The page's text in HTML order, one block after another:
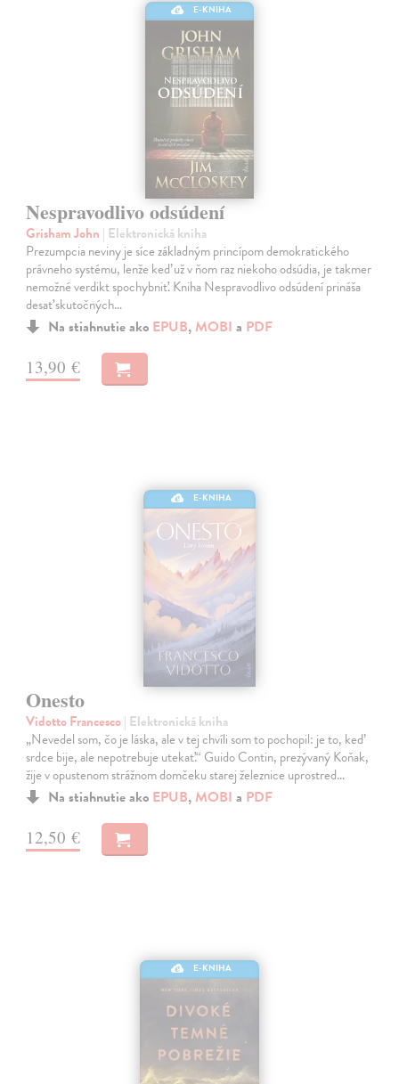
E-KNIHA
Nespravodlivo odsúdení
Grisham John | Elektronická kniha
Prezumpcia neviny je síce základným princípom demokratického
právneho systému, lenže keď už v ňom raz niekoho odsúdia, je takmer
nemožné verdikt spochybniť. Kniha Nespravodlivo odsúdení prináša
desať skutočných…
Na stiahnutie ako EPUB, MOBI a PDF
13,90 €
E-KNIHA
Onesto
Vidotto Francesco| Elektronická kniha
„Nevedel som, čo je láska, ale v tej chvíli som to pochopil: je to, keď
srdce bije, ale nepotrebuje utekať.“ Guido Contin, prezývaný Koňak,
žije v opustenom strážnom domčeku starej železnice uprostred…
Na stiahnutie ako EPUB, MOBI a PDF
12,50 €
E-KNIHA